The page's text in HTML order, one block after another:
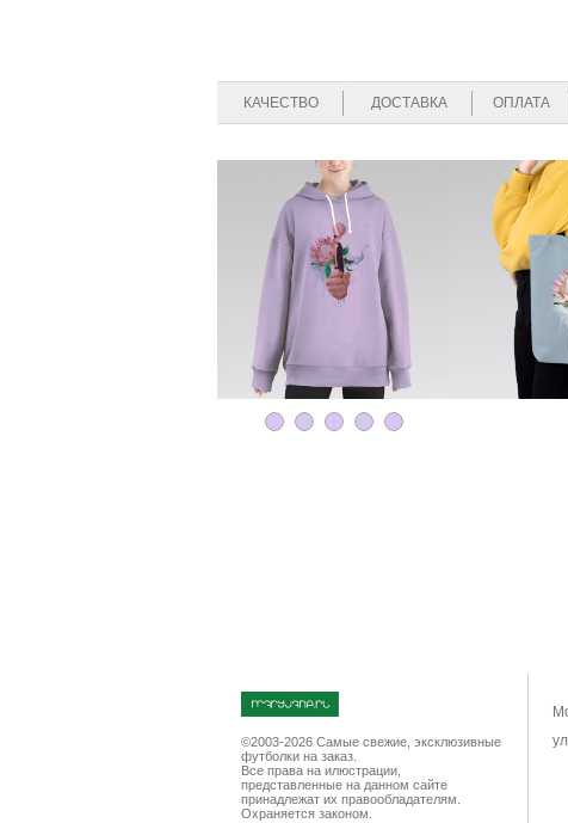
КАЧЕСТВО ДОСТАВКА ОПЛАТА
©2003-2026 Cамые свежие, эксклюзивные
футболки на заказ.
Все права на илюстрации,
представленные на данном сайте
принадлежат их правообладателям.
Охраняется законом.